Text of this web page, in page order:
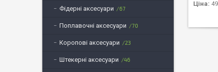
Ціна:
Фідерні аксесуари 67
Поплавочні аксесуари 70
Коропові аксесуари 23
Штекерні аксесуари 46